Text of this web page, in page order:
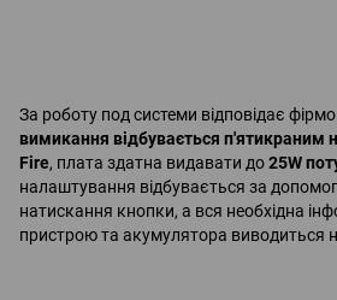
За роботу под системи відповідає
вимикання відбувається п'ятикраним
Fire, плата здатна видавати до25W
налаштування відбувається за
натискання кнопки, а вся необхідна
пристрою та акумулятора виводиться